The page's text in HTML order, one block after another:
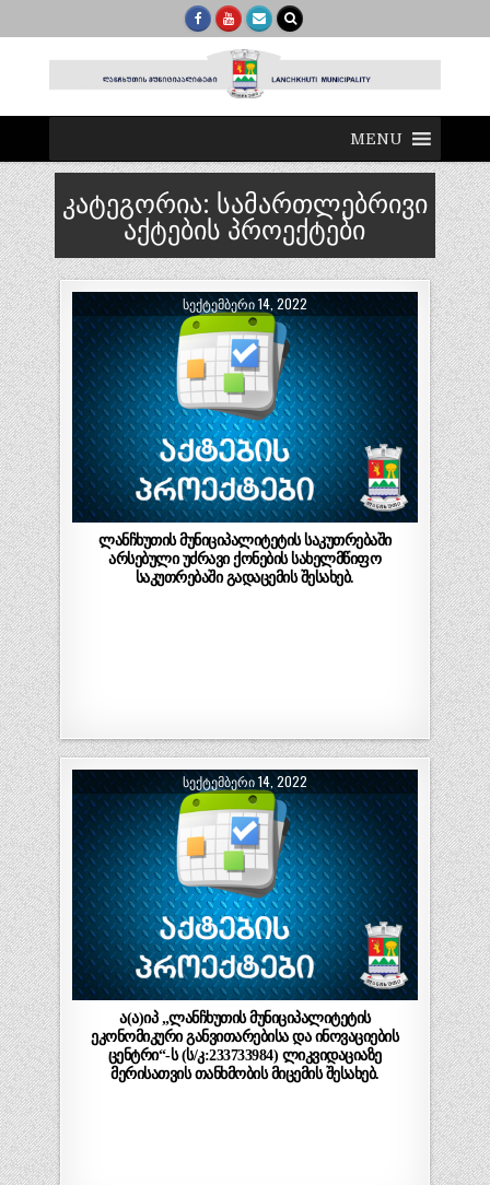
MENU
კატეგორია: სამართლებრივი
აქტების პროექტები
ᲡᲔᲥᲢᲔᲛᲑᲔᲠᲘ 14, 2022
ლანჩხუთის მუნიციპალიტეტის საკუთრებაში
არსებული უძრავი ქონების სახელმწიფო
საკუთრებაში გადაცემის შესახებ.
ᲡᲔᲥᲢᲔᲛᲑᲔᲠᲘ 14, 2022
ა(ა)იპ „ლანჩხუთის მუნიციპალიტეტის
ეკონომიკური განვითარებისა და ინოვაციების
ცენტრი“-ს (ს/კ:233733984) ლიკვიდაციაზე
მერისათვის თანხმობის მიცემის შესახებ.